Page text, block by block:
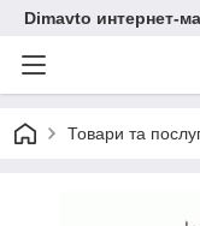
Dimavto интернет-
Товари та